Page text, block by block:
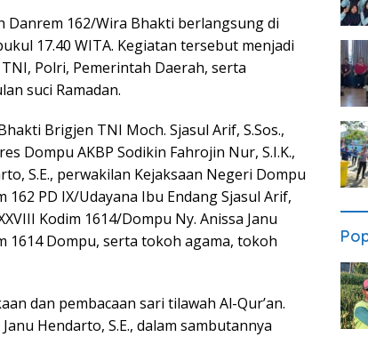
Danrem 162/Wira Bhakti berlangsung di
17.40 WITA. Kegiatan tersebut menjadi
Polri, Pemerintah Daerah, serta
suci Ramadan.
Brigjen TNI Moch. Sjasul Arif, S.Sos.,
Dompu AKBP Sodikin Fahrojin Nur, S.I.K.,
S.E., perwakilan Kejaksaan Negeri Dompu
162 PD IX/Udayana Ibu Endang Sjasul Arif,
Kodim 1614/Dompu Ny. Anissa Janu
1614 Dompu, serta tokoh agama, tokoh
dan pembacaan sari tilawah Al-Qur’an.
Hendarto, S.E., dalam sambutannya